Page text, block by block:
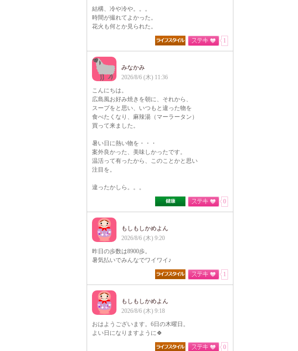
結構、冷や冷や。。。
時間が撮れてよかった。
花火も何とか見られた。
1
みなかみ
2026/8/6 (木) 11:36
こんにちは。
広島風お好み焼きを朝に、それから、
スープをと思い、いつもと違った物を
食べたくなり、麻辣湯（マーラータン）
買って来ました。
暑い日に熱い物を・・・
案外良かった、美味しかったです。
温活って有ったから、このことかと思い
注目を。
違ったかしら。。。
0
もしもしかめよん
2026/8/6 (木) 9:20
昨日の歩数は8900歩。
暑気払いでみんなでワイワイ♪
1
もしもしかめよん
2026/8/6 (木) 9:18
おはようございます。6日の木曜日。
よい日になりますように🍀
0